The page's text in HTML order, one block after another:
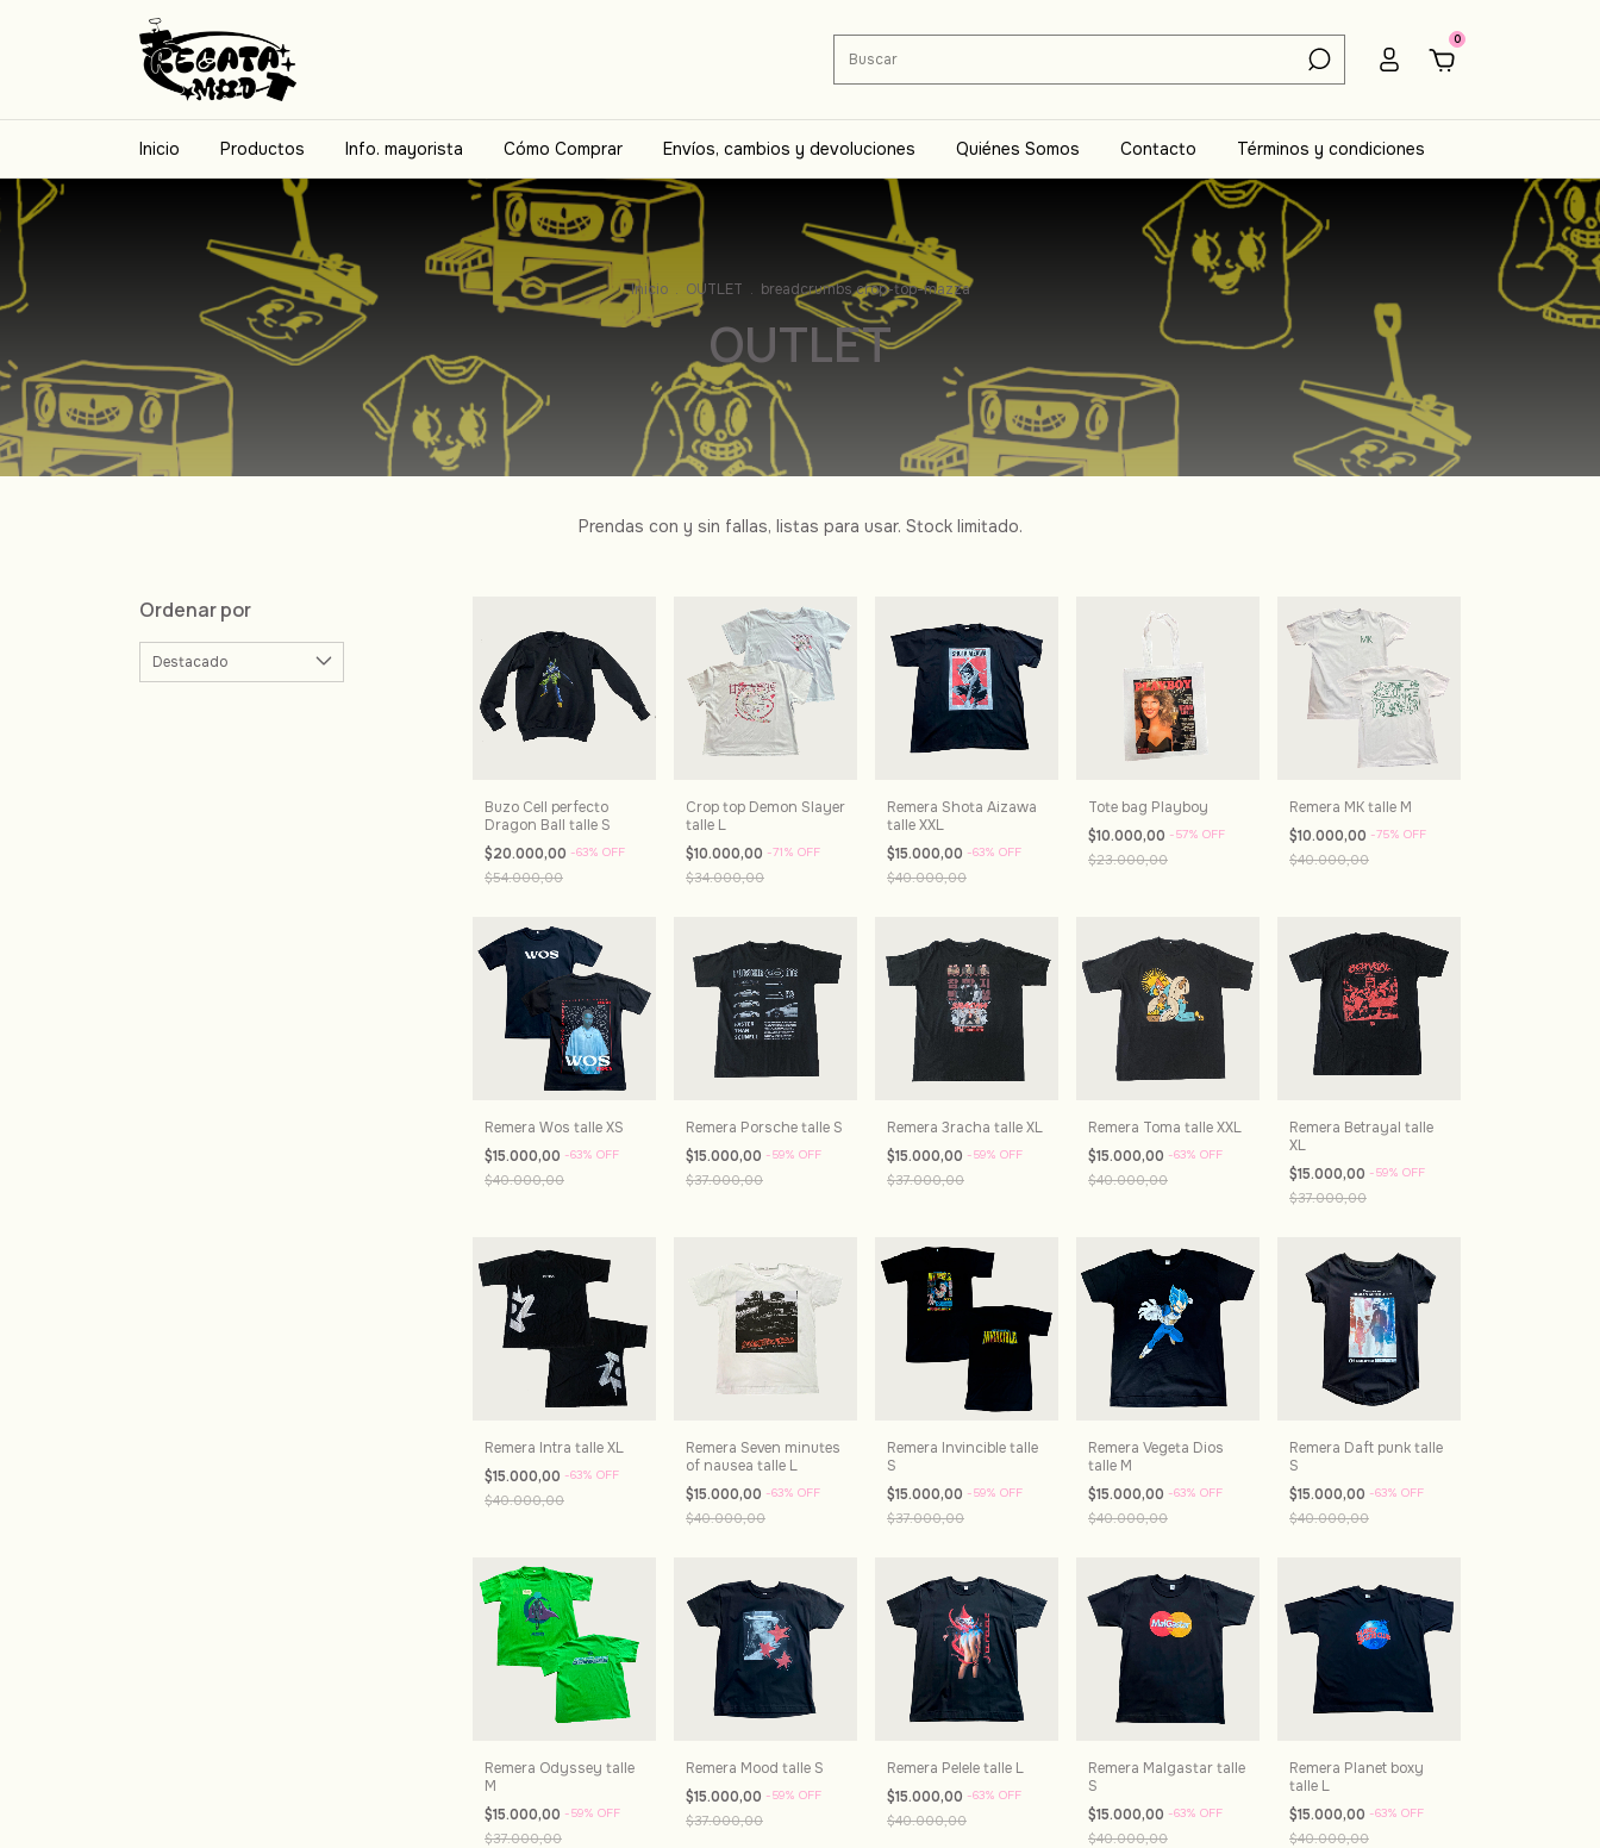
0
Inicio Productos Info. mayorista Cómo Comprar Envíos, cambios y devoluciones Quiénes Somos Contacto Términos y condiciones
Inicio . OUTLET . breadcrumbs.crop-top-mazza
OUTLET
Prendas con y sin fallas, listas para usar. Stock limitado.
Ordenar por
Buzo Cell perfecto
Dragon Ball talle S
$20.000,00 -63% OFF
$54.000,00
Crop top Demon Slayer
talle L
$10.000,00 -71% OFF
$34.000,00
Remera Shota Aizawa
talle XXL
$15.000,00 -63% OFF
$40.000,00
Tote bag Playboy
$10.000,00 -57% OFF
$23.000,00
Remera MK talle M
$10.000,00 -75% OFF
$40.000,00
Remera Wos talle XS
$15.000,00 -63% OFF
$40.000,00
Remera Porsche talle S
$15.000,00 -59% OFF
$37.000,00
Remera 3racha talle XL
$15.000,00 -59% OFF
$37.000,00
Remera Toma talle XXL
$15.000,00 -63% OFF
$40.000,00
Remera Betrayal talle
XL
$15.000,00 -59% OFF
$37.000,00
Remera Intra talle XL
$15.000,00 -63% OFF
$40.000,00
Remera Seven minutes
of nausea talle L
$15.000,00 -63% OFF
$40.000,00
Remera Invincible talle
S
$15.000,00 -59% OFF
$37.000,00
Remera Vegeta Dios
talle M
$15.000,00 -63% OFF
$40.000,00
Remera Daft punk talle
S
$15.000,00 -63% OFF
$40.000,00
Remera Odyssey talle
M
$15.000,00 -59% OFF
$37.000,00
Remera Mood talle S
$15.000,00 -59% OFF
$37.000,00
Remera Pelele talle L
$15.000,00 -63% OFF
$40.000,00
Remera Malgastar talle
S
$15.000,00 -63% OFF
$40.000,00
Remera Planet boxy
talle L
$15.000,00 -63% OFF
$40.000,00